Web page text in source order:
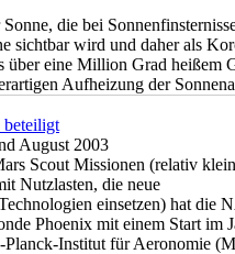
die bei
sichtbar wird und daher als
über eine Million Grad heißem
Aufheizung der
August 2003
Scout Missionen (relativ
Nutzlasten, die neue
einsetzen) hat die
Phoenix mit einem Start im
Planck-Institut für Aeronomie